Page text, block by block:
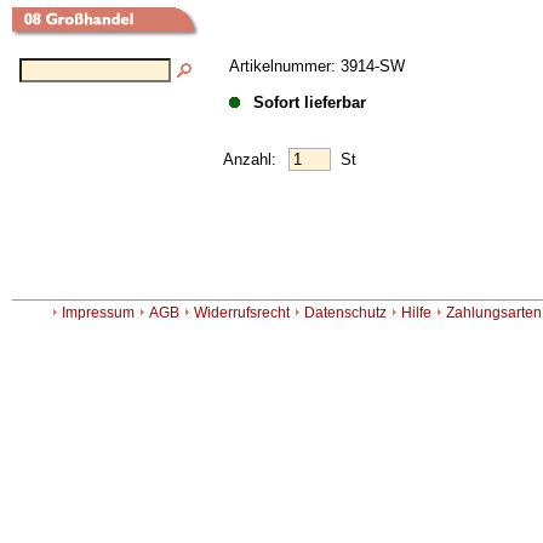
Artikelnummer: 3914-SW
Sofort lieferbar
Anzahl: St
Impressum AGB Widerrufsrecht Datenschutz Hilfe Zahlungsarten